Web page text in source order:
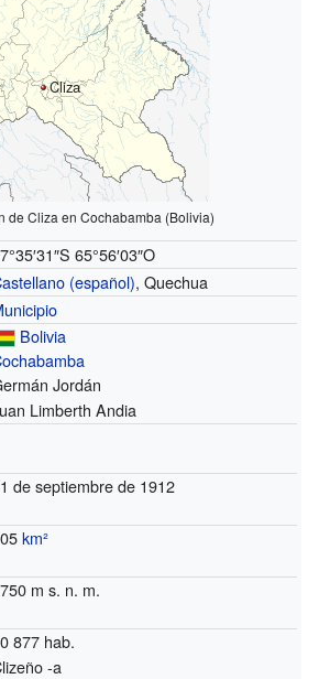
Cliza
de Cliza en Cochabamba (Bolivia)
65°56′03″O
(español), Quechua
Bolivia
Jordán
Limberth Andia
de septiembre de 1912
km²
m s. n. m.
877 hab.
-a